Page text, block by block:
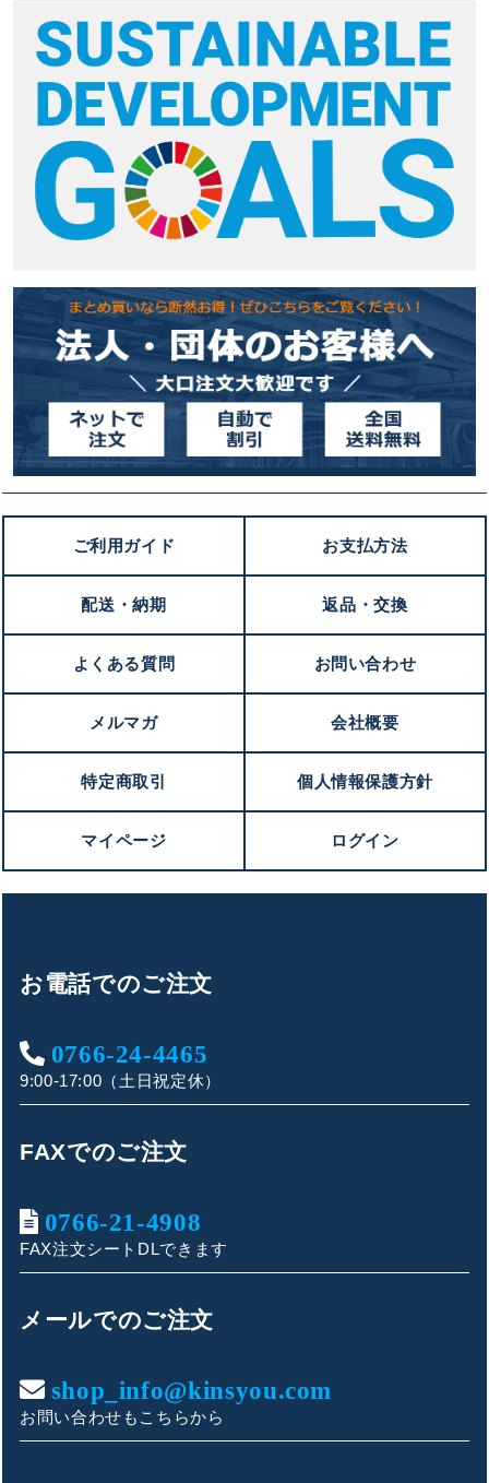
キンショウお問い合わせサポート
こんにちは！
お買い物やお問い合わせ相談のサポートをさせていただい
ご質問内容をお選びください。
ご利用ガイド お支払方法
配送・納期 返品・交換
よくある質問 お問い合わせ
メルマガ 会社概要
特定商取引 個人情報保護方針
マイページ ログイン
お電話でのご注文
0766-24-4465
9:00-17:00（土日祝定休）
FAXでのご注文
0766-21-4908
FAX注文シートDLできます
メールでのご注文
shop_info@kinsyou.com
お問い合わせもこちらから